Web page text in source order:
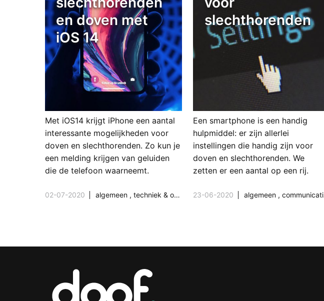
en doven met
iOS 14
Met iOS14 krijgt iPhone een aantal
interessante mogelijkheden voor
doven en slechthorenden. Zo kun je
een melding krijgen van geluiden
die de telefoon waarneemt.
02-07-2020 algemeen ,techniek & ontwikkeling
slechthorenden
Een smartphone is een handig
hulpmiddel: er zijn allerlei
instellingen die handig zijn voor
doven en slechthorenden. We
zetten er een aantal op een rij.
23-06-2020 algemeen ,communicatie & media